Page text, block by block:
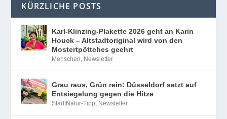
KÜRZLICHE POSTS
Karl-Klinzing-Plakette 2026 geht an Karin
Houck – Altstadtoriginal wird von den
Mostertpöttches geehrt
Menschen, Newsletter
Grau raus, Grün rein: Düsseldorf setzt auf
Entsiegelung gegen die Hitze
StadtNatur-Tipp, Newsletter